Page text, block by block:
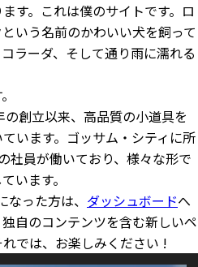
す。これは僕のサイトです。ロ
いう名前のかわいい犬を飼って
ラーダ、そして通り雨に濡れる
創立以来、高品質の小道具を
います。ゴッサム・シティに所
社員が働いており、様々な形で
います。
った方は、 ダッシュボードへ
自のコンテンツを含む新しいペ
では、お楽しみください !